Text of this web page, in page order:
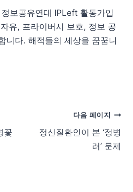
보공유연대 IPLeft 활동가입
유, 프라이버시 보호, 정보 공
니다. 해적들의 세상을 꿈꿉니
꽃
다음 페이지
정신질환인이 본 ‘정병
러’ 문제